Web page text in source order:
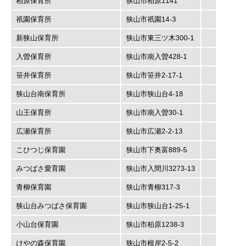
祇園保育所 狭山市祇園14-3
新狭山保育所 狭山市東三ツ木300-1
入曽保育所 狭山市南入曽428-1
笹井保育所 狭山市笹井2-17-1
狭山台南保育所 狭山市狭山台4-18
山王保育所 狭山市南入曽30-1
広瀬保育所 狭山市広瀬2-2-13
こひつじ保育園 狭山市下奥富889-5
みつばさ愛育園 狭山市入間川3273-13
青柳保育園 狭山市青柳317-3
狭山台みつばさ保育園 狭山市狭山台1-25-1
小山台保育園 狭山市柏原1238-3
けやの森保育園 狭山市根岸2-5-2